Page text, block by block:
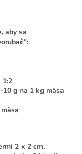
aby sa
1:2
g na 1 kg mäsa
2 x 2 cm,